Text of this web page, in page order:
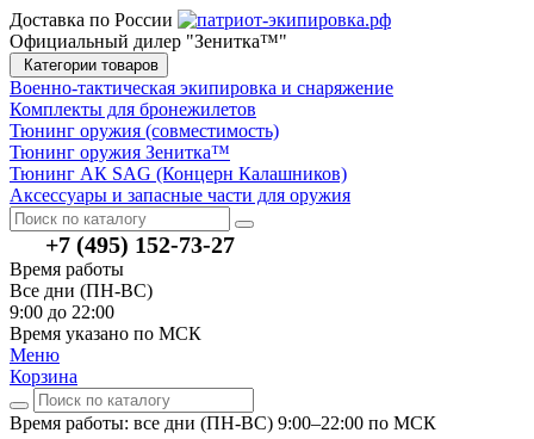
Доставка по России
Официальный дилер "Зенитка™"
Категории товаров
Военно-тактическая экипировка и снаряжение
Комплекты для бронежилетов
Тюнинг оружия (совместимость)
Тюнинг оружия Зенитка™
Тюнинг АК SAG (Концерн Калашников)
Аксессуары и запасные части для оружия
+7 (495) 152-73-27
Время работы
Все дни (ПН-ВС)
9:00 до 22:00
Время указано по МСК
Меню
Корзина
Время работы: все дни (ПН-ВС) 9:00–22:00 по МСК